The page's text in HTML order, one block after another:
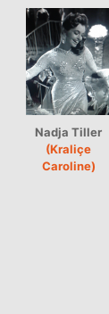
Nadja Tiller
(Kraliçe
Caroline)